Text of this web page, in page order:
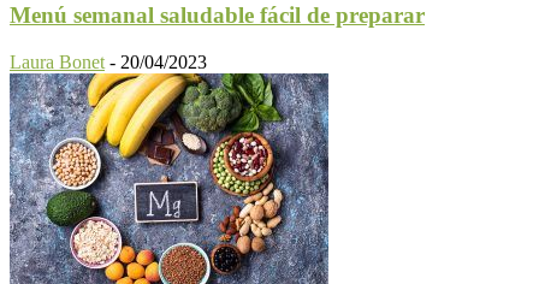
Menú semanal saludable fácil de preparar
Laura Bonet - 20/04/2023